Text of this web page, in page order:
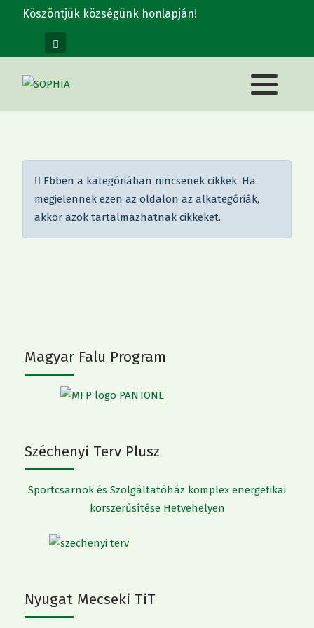
Köszöntjük községünk honlapján!
Magyar Falu Program
Széchenyi Terv Plusz
Sportcsarnok és Szolgáltatóház komplex energetikai
korszerűsítése Hetvehelyen
Nyugat Mecseki TiT
Információ
Ebben a kategóriában nincsenek cikkek. Ha
megjelennek ezen az oldalon az alkategóriák,
akkor azok tartalmazhatnak cikkeket.